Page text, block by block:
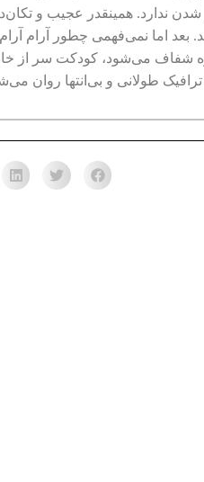
ندارد. همینقدر عجیب و
بعد اما نمی‌فهمی چطور آرام
شفاف می‌شود، کودکت سر از
طولانی و بی‌انتها روان